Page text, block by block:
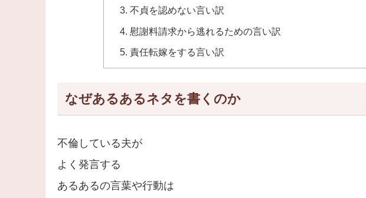
不貞を認めない言い訳
慰謝料請求から逃れるための言い訳
責任転嫁をする言い訳
なぜあるあるネタを書くのか
不倫している夫が
よく発言する
あるあるの言葉や行動は